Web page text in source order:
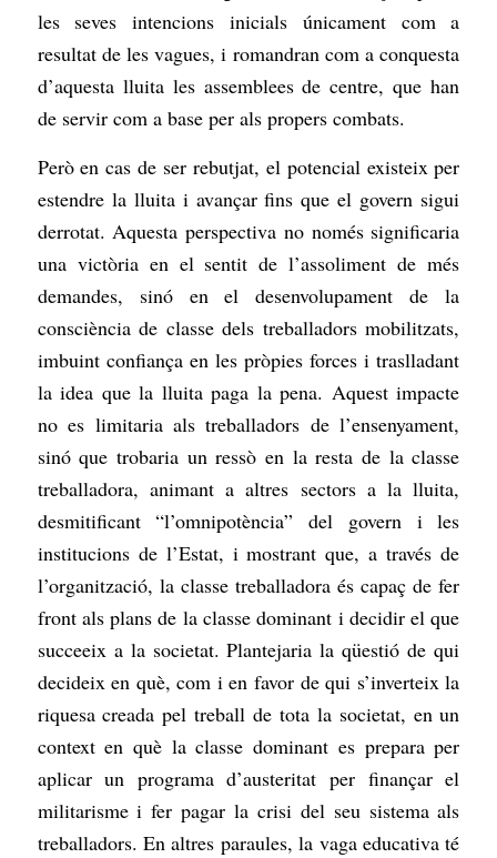
les seves intencions inicials únicament com a
resultat de les vagues, i romandran com a conquesta
d’aquesta lluita les assemblees de centre, que han
de servir com a base per als propers combats.
Però en cas de ser rebutjat, el potencial existeix per
estendre la lluita i avançar fins que el govern sigui
derrotat. Aquesta perspectiva no només significaria
una victòria en el sentit de l’assoliment de més
demandes, sinó en el desenvolupament de la
consciència de classe dels treballadors mobilitzats,
imbuint confiança en les pròpies forces i traslladant
la idea que la lluita paga la pena. Aquest impacte
no es limitaria als treballadors de l’ensenyament,
sinó que trobaria un ressò en la resta de la classe
treballadora, animant a altres sectors a la lluita,
desmitificant “l’omnipotència” del govern i les
institucions de l’Estat, i mostrant que, a través de
l’organització, la classe treballadora és capaç de fer
front als plans de la classe dominant i decidir el que
succeeix a la societat. Plantejaria la qüestió de qui
decideix en què, com i en favor de qui s’inverteix la
riquesa creada pel treball de tota la societat, en un
context en què la classe dominant es prepara per
aplicar un programa d’austeritat per finançar el
militarisme i fer pagar la crisi del seu sistema als
treballadors. En altres paraules, la vaga educativa té